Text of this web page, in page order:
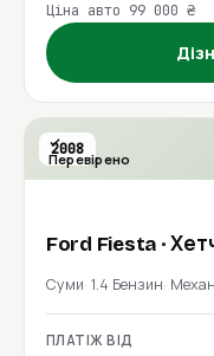
Ціна авто 99 000 ₴
2008
Перевірено
Ford Fiesta ·
Суми 1.4 Бензин
ПЛАТІЖ ВІД